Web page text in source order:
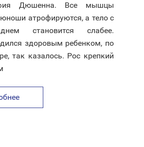
Дюшенна. Все мышцы
атрофируются, а тело с
становится слабее.
здоровым ребенком, по
так казалось. Рос крепкий